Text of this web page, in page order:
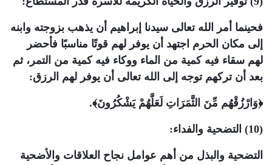
فحينما أمر الله تعالى سيدنا إبراهيم أن يذهب بزوجته وابنه
إلى مكان الحرم اجتهد أن يوفر لهم قوتًا مناسبًا فأحضر
لهم سقاء فيه كمية من الماء ووكاء فيه كمية من التمر، ثم
بعد أن تركهم توجه إلى الله تعالى أن يوفر لهم الرزق:
﴿وَارْزُقْهُم مِّنَ الثَّمَرَاتِ لَعَلَّهُمْ يَشْكُرُونَ﴾.
(10) التضحية والفداء:
التضحية والبذل من أهم عوامل نجاح العلاقات والأضحية